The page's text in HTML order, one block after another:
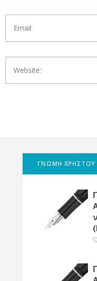
ΓΝΩΜΗ ΧΡΗΣΤΟΥ